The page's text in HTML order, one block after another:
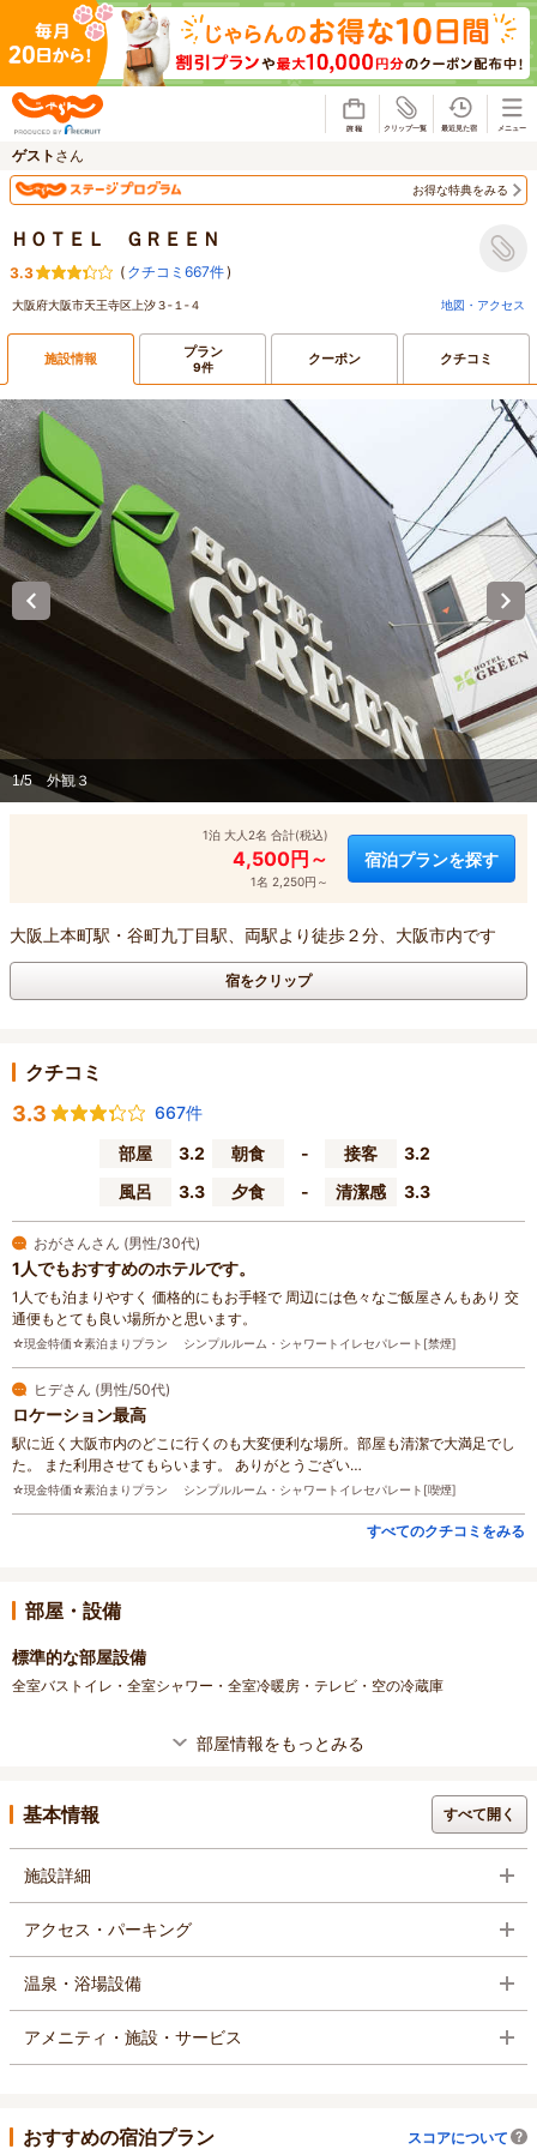
ゲスト さん
お得な特典をみる
ＨＯＴＥＬ ＧＲＥＥＮ
3.3 ( クチコミ667件)
大阪府大阪市天王寺区上汐３‐１‐４ 地図・アクセス
施設情報 プラン
9件 クーポン クチコミ
1/5 外観３
1泊 大人2名 合計(税込)
4,500円～
1名 2,250円～
宿泊プランを探す
大阪上本町駅・谷町九丁目駅、両駅より徒歩２分、大阪市内です
宿をクリップ
クチコミ
3.3
667件
部屋
3.2 朝食 - 接客
3.2
風呂
3.3 夕食 - 清潔感 3.3
おがさんさん (男性/30代)
1人でもおすすめのホテルです。
1人でも泊まりやすく 価格的にもお手軽で 周辺には色々なご飯屋さんもあり 交
通便もとても良い場所かと思います。
☆現金特価☆素泊まりプラン シンプルルーム・シャワートイレセパレート[禁煙]
ヒデさん (男性/50代)
ロケーション最高
駅に近く大阪市内のどこに行くのも大変便利な場所。部屋も清潔で大満足でし
た。 また利用させてもらいます。 ありがとうござい…
☆現金特価☆素泊まりプラン シンプルルーム・シャワートイレセパレート[喫煙]
すべてのクチコミをみる
部屋・設備
標準的な部屋設備
全室バストイレ・全室シャワー・全室冷暖房・テレビ・空の冷蔵庫
部屋情報をもっとみる
基本情報 すべて開く
施設詳細
アクセス・パーキング
温泉・浴場設備
アメニティ・施設・サービス
おすすめの宿泊プラン スコアについて